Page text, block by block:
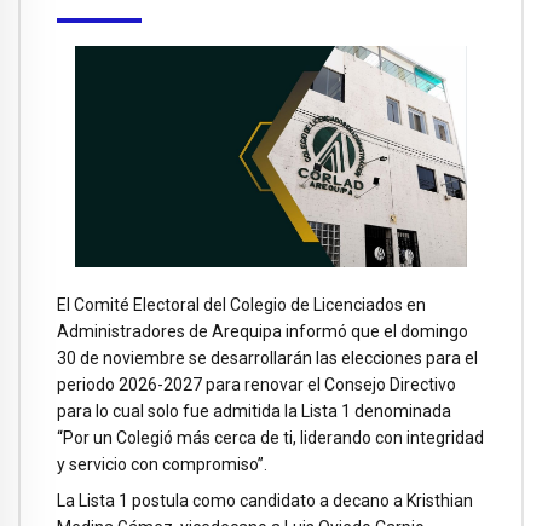
El Comité Electoral del Colegio de Licenciados en
Administradores de Arequipa informó que el domingo
30 de noviembre se desarrollarán las elecciones para el
periodo 2026-2027 para renovar el Consejo Directivo
para lo cual solo fue admitida la Lista 1 denominada
“Por un Colegió más cerca de ti, liderando con integridad
y servicio con compromiso”.
La Lista 1 postula como candidato a decano a Kristhian